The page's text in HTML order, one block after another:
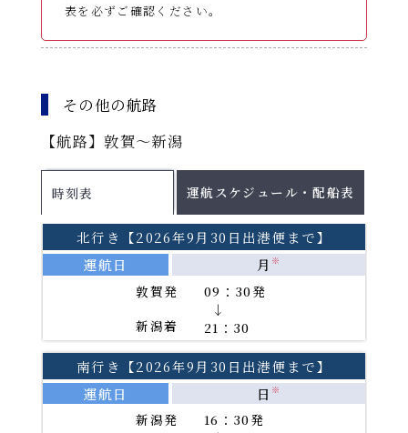
表を必ずご確認ください。
各運航日の船舶名はこちらをご確認ください。
2026年8月
PDF
2026年9月 PDF
PDF
2026年11月 PDF
PDFファイルをご覧になる
には、Adobe(R)Reader(TM)が必要です。
その他の航路
【航路】敦賀～新潟
時刻表
北行き【2026年9月30日出港便まで】
運航日
月 ※
敦賀発
新潟着
09：30発
→
21：30
南行き【2026年9月30日出港便まで】
運航日
日 ※
新潟発 16：30発
運航スケジュール・配船表